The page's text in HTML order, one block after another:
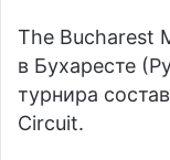
The Bucharest
в Бухаресте
турнира
Circuit.